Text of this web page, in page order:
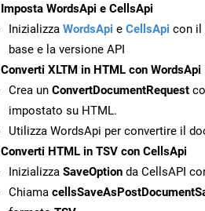
Imposta WordsApi e CellsApi
Inizializza WordsApi e CellsApi con il
base e la versione API
Converti XLTM in HTML con WordsApi
Crea un ConvertDocumentRequest
impostato su HTML.
Utilizza WordsApi per convertire il
Converti HTML in TSV con CellsApi
Inizializza SaveOption da CellsAPI
Chiama